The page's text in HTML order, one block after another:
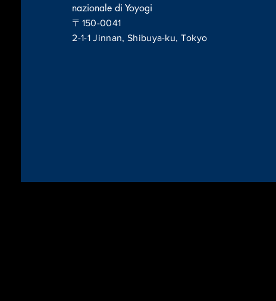
nazionale di Yoyogi
〒150-0041
2-1-1 Jinnan, Shibuya-ku, Tokyo